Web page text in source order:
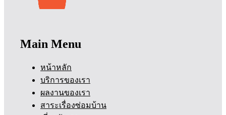
Main Menu
หน้าหลัก
บริการของเรา
ผลงานของเรา
สาระเรื่องซ่อมบ้าน